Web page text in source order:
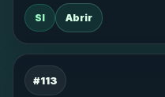
SI Abrir
#113